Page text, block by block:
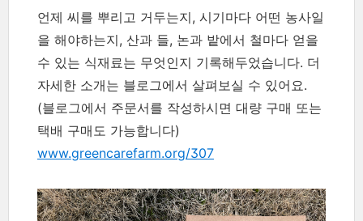
언제 씨를 뿌리고 거두는지, 시기마다 어떤 농사일
을 해야하는지, 산과 들, 논과 밭에서 철마다 얻을
수 있는 식재료는 무엇인지 기록해두었습니다. 더
자세한 소개는 블로그에서 살펴보실 수 있어요.
(블로그에서 주문서를 작성하시면 대량 구매 또는
택배 구매도 가능합니다)
www.greencarefarm.org/307